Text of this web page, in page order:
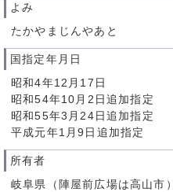
よみ
たかやまじんやあと
国指定年月日
昭和4年12月17日
昭和54年10月2日追加指定
昭和55年3月24日追加指定
平成元年1月9日追加指定
所有者
岐阜県（陣屋前広場は高山市）